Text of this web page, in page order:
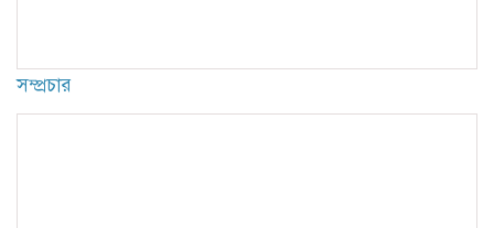
সম্প্রচার